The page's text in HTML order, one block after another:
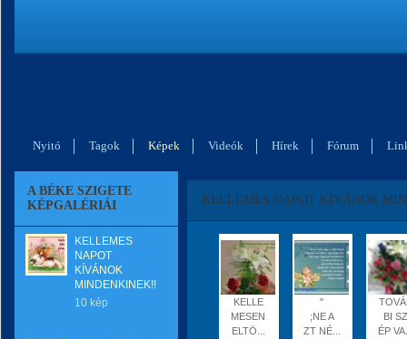
Nyitó Tagok Képek Videók Hírek Fórum
A BÉKE SZIGETE
KÉPGALÉRIÁI
KELLEMES
NAPOT
KÍVÁNOK
MINDENKINEK!!
10 kép
KELLEMES NAPOT KÍVÁNOK
KELLE
MESEN
ELTÖ...
"
;NE A
ZT NÉ...
BI SZ
ÉP